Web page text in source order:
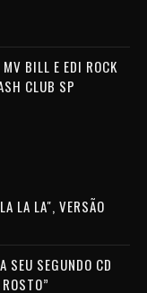
BILL E EDI ROCK
CLUB SP
LA LA", VERSÃO
SEU SEGUNDO CD